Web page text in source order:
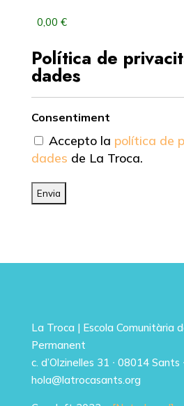
Política de
dades
Consentiment
Accepto la política de
dades de La Troca.
La Troca | Escola Comunitària
Permanent
c. d’Olzinelles 31 ∙ 08014 Sants
hola@latrocasants.org